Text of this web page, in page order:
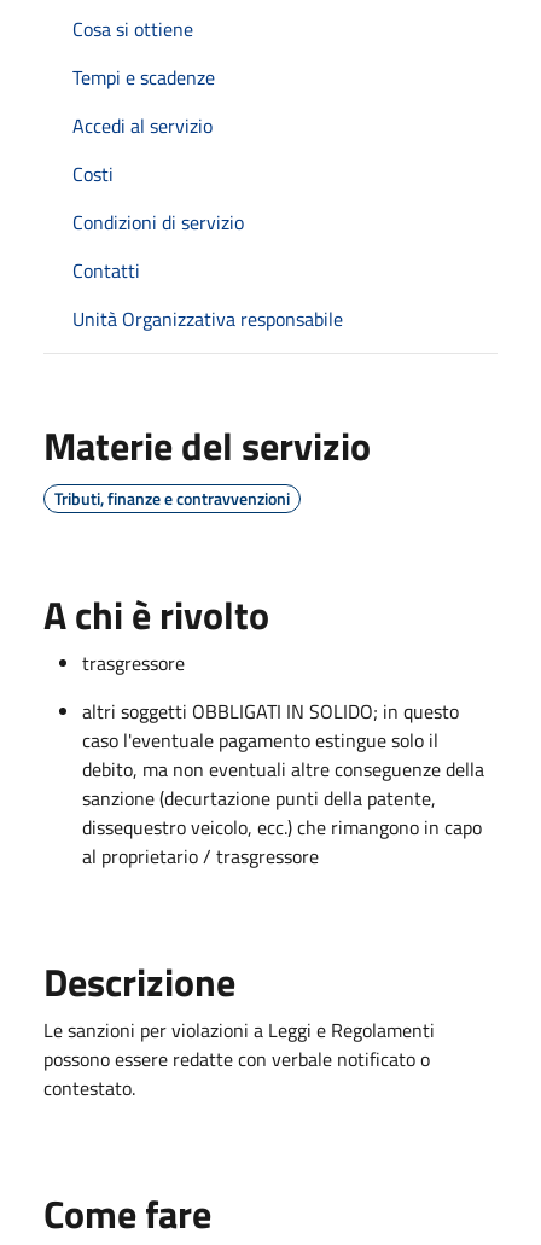
Cosa si ottiene
Tempi e scadenze
Accedi al servizio
Costi
Condizioni di servizio
Contatti
Unità Organizzativa responsabile
Materie del servizio
Tributi, finanze e contravvenzioni
A chi è rivolto
trasgressore
altri soggetti OBBLIGATI IN SOLIDO; in questo
caso l'eventuale pagamento estingue solo il
debito, ma non eventuali altre conseguenze della
sanzione (decurtazione punti della patente,
dissequestro veicolo, ecc.) che rimangono in capo
al proprietario / trasgressore
Descrizione
Le sanzioni per violazioni a Leggi e Regolamenti
possono essere redatte con verbale notificato o
contestato.
Come fare